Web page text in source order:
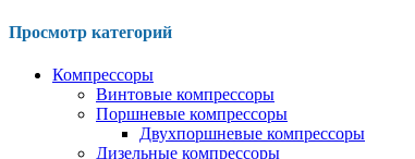
Просмотр категорий
Компрессоры
Винтовые компрессоры
Поршневые компрессоры
Двухпоршневые компрессоры
Дизельные компрессоры